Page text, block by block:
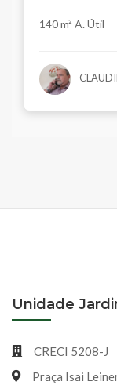
140 m² A. Útil
Unidade
CRECI 5208-J
Praça Isai